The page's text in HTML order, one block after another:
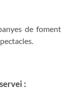
de foment
: